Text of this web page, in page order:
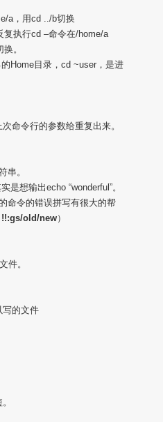
a，用cd ../b切换
复执行cd –命令在/home/a
。
Home目录，cd ~user，是进
命令行的参数给重复出来。
串。
是想输出echo “wonderful”。
命令的错误拼写有很大的帮
!!:gs/old/new）
件。
写的文件